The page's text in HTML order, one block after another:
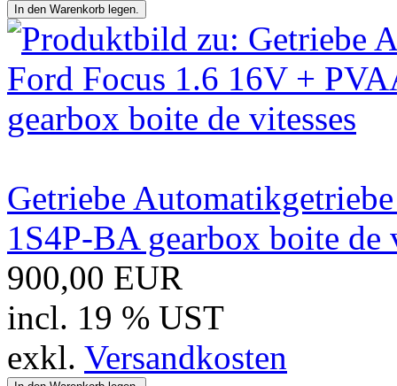
Getriebe
1S4P-BA gearbox boite de
900,00 EUR
incl. 19 % UST
exkl. Versandkosten